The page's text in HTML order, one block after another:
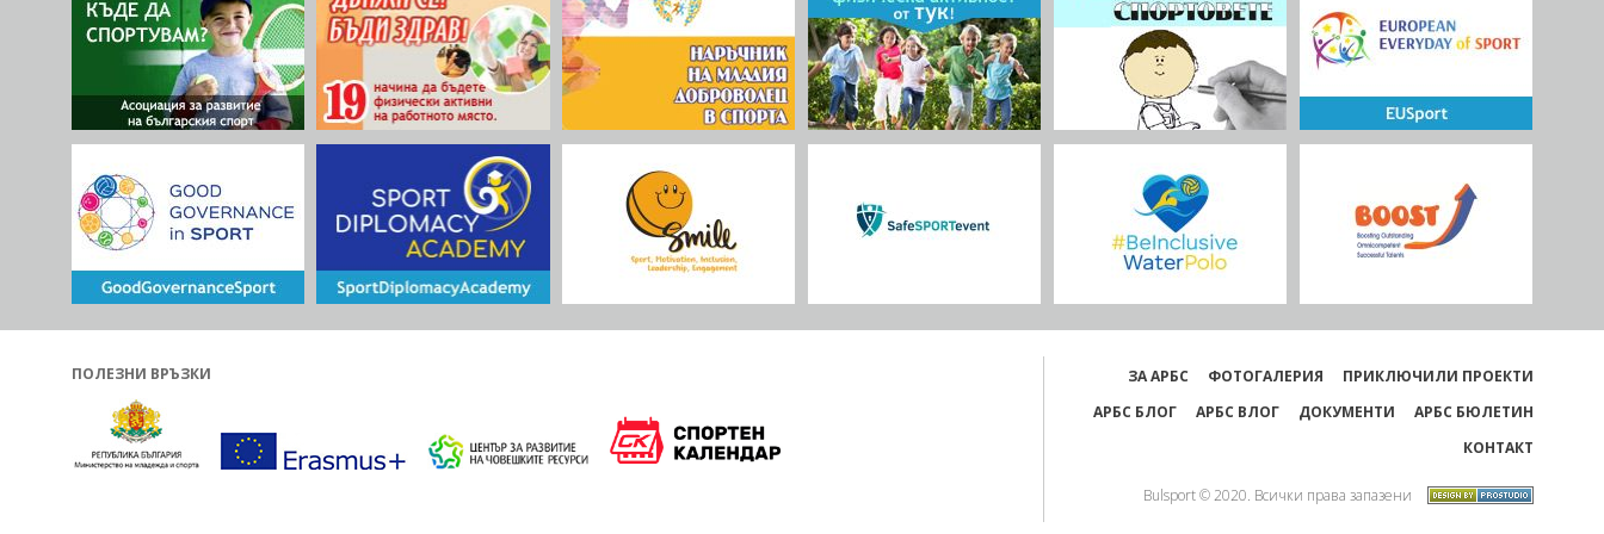
ПОЛЕЗНИ ВРЪЗКИ ЗА АРБС ФОТОГАЛЕРИЯ
ПРИКЛЮЧИЛИ ПРОЕКТИ
АРБС БЛОГ
АРБС ВЛОГ ДОКУМЕНТИ
АРБС БЮЛЕТИН
КОНТАКТ
Bulsport © 2020. Всички права запазени